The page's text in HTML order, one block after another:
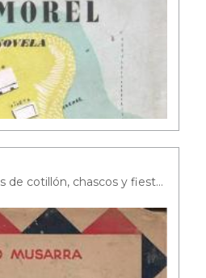
Fabricación de artículos de cotillón, chascos y fiestas infantiles